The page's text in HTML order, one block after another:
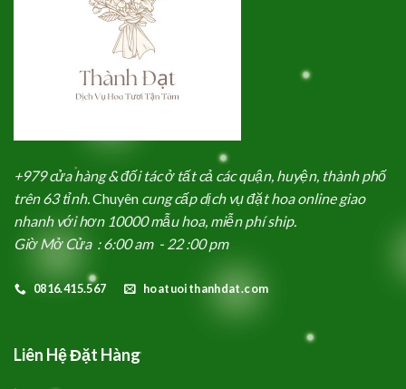
+979 cửa hàng & đối tác ở tất cả các quận, huyện, thành phố
trên 63 tỉnh.Chuyên cung cấp dịch vụ đặt hoa online giao
nhanh với hơn 10000 mẫu hoa, miễn phí ship.
Giờ Mở Cửa : 6:00 am - 22 :00 pm
0816.415.567 hoatuoithanhdat.com
Liên Hệ Đặt Hàng